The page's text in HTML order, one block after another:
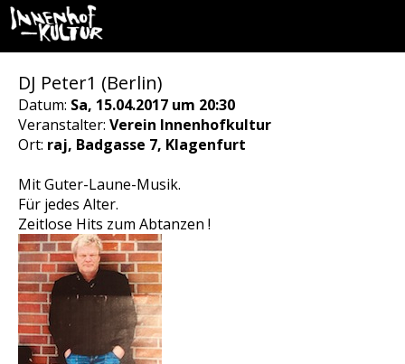
DJ Peter1 (Berlin)
Datum: Sa, 15.04.2017 um 20:30
Veranstalter: Verein Innenhofkultur
Ort: raj, Badgasse 7, Klagenfurt
Mit Guter-Laune-Musik.
Für jedes Alter.
Zeitlose Hits zum Abtanzen !